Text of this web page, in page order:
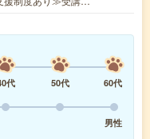
代 50代
60代
男性